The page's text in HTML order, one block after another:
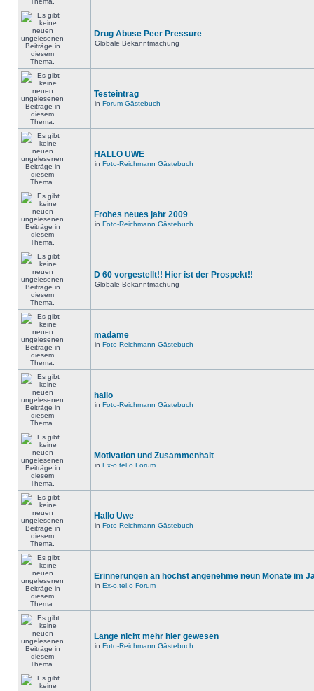
Drug Abuse Peer Pressure
Globale Bekanntmachung
Testeintrag
in Forum Gästebuch
HALLO UWE
in Foto-Reichmann Gästebuch
Frohes neues jahr 2009
in Foto-Reichmann Gästebuch
D 60 vorgestellt!! Hier ist der Prospekt!!
Globale Bekanntmachung
madame
in Foto-Reichmann Gästebuch
hallo
in Foto-Reichmann Gästebuch
Motivation und Zusammenhalt
in Ex-o.tel.o Forum
Hallo Uwe
in Foto-Reichmann Gästebuch
Erinnerungen an höchst angenehme neun Monate im
in Ex-o.tel.o Forum
Lange nicht mehr hier gewesen
in Foto-Reichmann Gästebuch